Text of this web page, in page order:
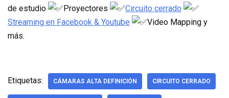
de estudio
Proyectores
Circuito cerrado
Streaming en Facebook & Youtube
Video Mapping y
más.
Etiquetas: CÁMARAS ALTA DEFINICIÓN CIRCUITO CERRADO